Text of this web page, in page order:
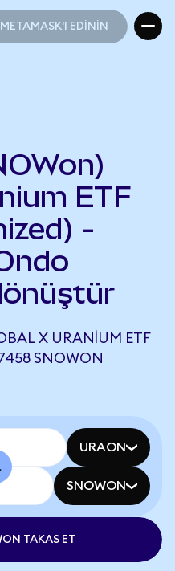
METAMASK'I EDİNİN
ETF
-
X URANIUM ETF
SNOWON
URAON
SNOWON
TAKAS ET